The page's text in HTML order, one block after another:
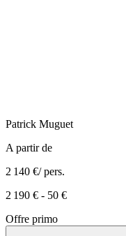
Patrick Muguet
A partir de
2 140 €/ pers.
2 190 € - 50 €
Offre primo